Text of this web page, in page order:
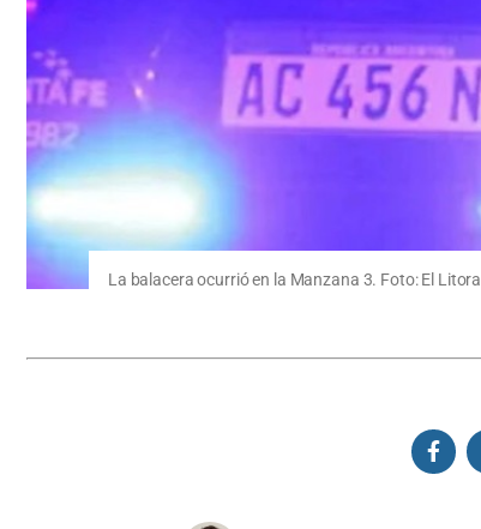
La balacera ocurrió en la Manzana 3. Foto: El Litoral